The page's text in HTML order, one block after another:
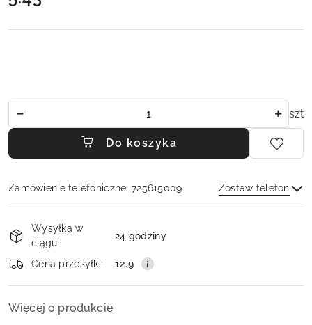
szt
Do koszyka
Zamówienie telefoniczne: 725615009 Zostaw telefon
i
dostawa
Wysyłka w
ciągu:
24 godziny
Cena przesyłki: 12.9
Więcej o produkcie